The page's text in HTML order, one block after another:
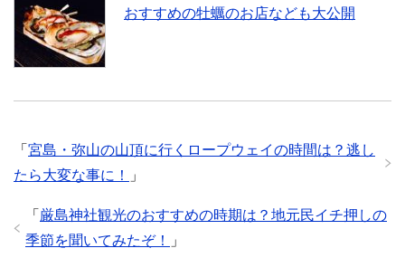
おすすめの牡蠣のお店なども大公開
「 宮島・弥山の山頂に行くロープウェイの時間は？逃し
たら大変な事に！
」
「 厳島神社観光のおすすめの時期は？地元民イチ押しの
季節を聞いてみたぞ！
」